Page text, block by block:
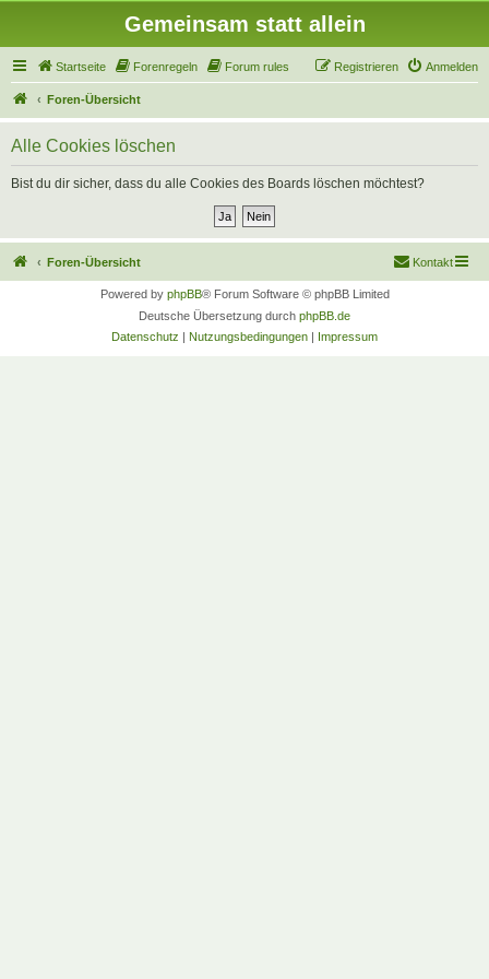
Gemeinsam statt allein
Startseite Forenregeln Forum rules Anmelden
Registrieren
Foren-Übersicht
Alle Cookies löschen
Bist du dir sicher, dass du alle Cookies des Boards löschen möchtest?
Foren-Übersicht Kontakt
Powered by phpBB® Forum Software © phpBB Limited
Deutsche Übersetzung durch phpBB.de
Datenschutz | Nutzungsbedingungen | Impressum